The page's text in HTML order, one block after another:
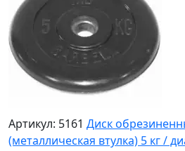
Артикул: 5161 Диск
(металлическая втулка) 5 кг /